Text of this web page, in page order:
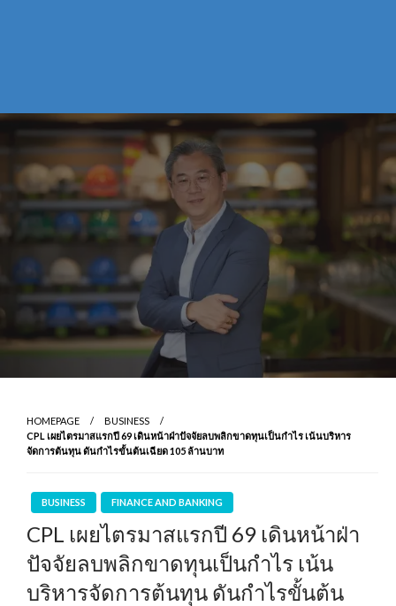
HOMEPAGE
BUSINESS
CPL เผยไตรมาสแรกปี 69 เดินหน้าฝ่าปัจจัยลบพลิกขาดทุนเป็นกำไร เน้นบริหาร
จัดการต้นทุน ดันกำไรขั้นต้นเฉียด 105 ล้านบาท
BUSINESS FINANCE AND BANKING
CPL เผยไตรมาสแรกปี 69 เดินหน้าฝ่า
ปัจจัยลบพลิกขาดทุนเป็นกำไร เน้น
บริหารจัดการต้นทุน ดันกำไรขั้นต้น